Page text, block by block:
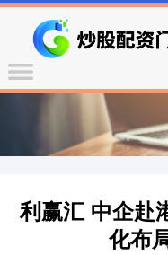
利赢汇 中企赴
化布